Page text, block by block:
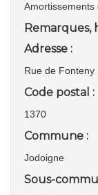
Amortissements
Remarques,
Adresse :
Rue de Fonteny
Code postal :
1370
Commune :
Jodoigne
Sous-